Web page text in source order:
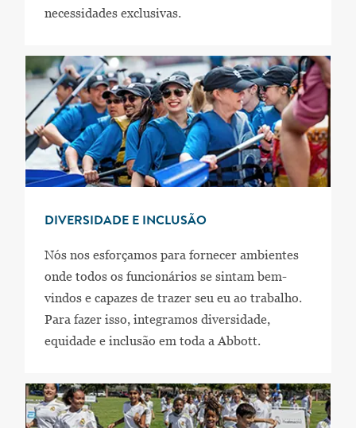
necessidades exclusivas.
DIVERSIDADE E INCLUSÃO
Nós nos esforçamos para fornecer ambientes
onde todos os funcionários se sintam bem-
vindos e capazes de trazer seu eu ao trabalho.
Para fazer isso, integramos diversidade,
equidade e inclusão em toda a Abbott.